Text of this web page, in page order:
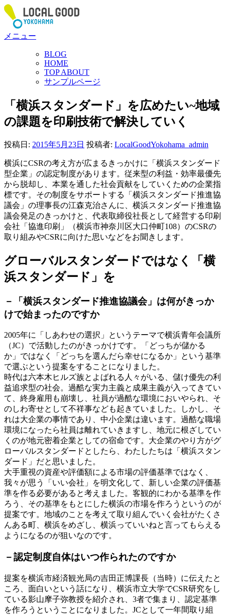
コ
ン
ン
メニュー
BLOG
HOME
TOP ABOUT
サンプルページ
「横浜スタンダード」を広めたい~地域
の課題を印刷技術で解決していく
投稿日: 2015年5月23日 投稿者: LocalGoodYokohama_admin
横浜にCSRの考え方が広まるきっかけに「横浜スタンダード
型企業」の認定制度があります。従来型の利益・効率最優先
から脱却し、本業を通した社会貢献をしていくための企業指
標です。その制度をサポートする「横浜スタンダード推進協
議会」の理事長の江森克治さんに、横浜スタンダード推進協
議会発足のきっかけと、代表取締役社長として経営する印刷
会社「協進印刷」（横浜市神奈川区大口仲町108）のCSRの
取り組みやCSRに向けた思いなどをお聞きします。
グローバルスタンダードではなく「横
浜スタンダード」を
－「横浜スタンダード推進協議会」は何がきっか
けで始まったのですか
2005年に「しあわせの選択」というテーマで横浜青年会議所
（JC）で活動したのがきっかけです。「どっちが儲かる
か」ではなく「どっちを選んだら幸せになるか」という基準
で選ぶという提案をすることになりました。
時代は六本木ヒルズ族とよばれる人々がいる、儲け優先の利
益追求型の社会。過酷な実力主義と成果主義が入ってきてい
て、終身雇用も崩壊し、社員が過酷な環境においやられ、そ
のしわ寄せとして不祥事なども起きていました。しかし、そ
れは大企業の事情であり、中小企業は違います。過酷な職場
環境になったら社員は離れていきますし、地元に根ざしてい
くのが地元密着企業としての宿命です。大企業のやり方がグ
ローバルスタンダードとしたら、わたしたちは「横浜スタン
ダード」だと思いました。
大手重視の資産や評価額による市場の評価基準ではなく、
我々が思う「いい会社」を明文化して、新しい企業の評価基
準を作る必要があると考えました。客観的にわかる基準を作
ろう、その基準をもとにした横浜の市場を作ろうというのが
提案です。地域のことを考えて取り組んでいく会社がたくさ
んある町、横浜をめざし、横浜っていいねと言ってもらえる
ようになるのが狙いなのです。
－認定制度自体はいつ作られたのですか
提案を横浜市経済観光局の吉田正博課長（当時）に伝えたと
ころ、面白いという話になり、横浜市立大学でCSR研究をし
ている影山摩子弥教授を紹介され、3者で集まり、認定基準
を作ろうということになりました。JCとして一年間取り組